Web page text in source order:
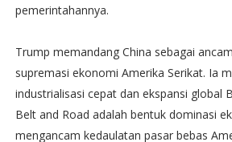
pemerintahannya.
Trump memandang China sebagai
supremasi ekonomi Amerika Serikat. Ia
industrialisasi cepat dan ekspansi global
Belt and Road adalah bentuk dominasi
mengancam kedaulatan pasar bebas